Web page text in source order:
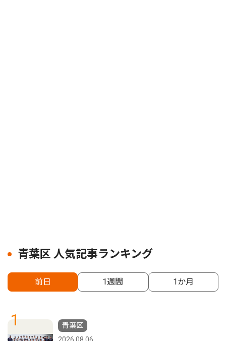
青葉区 人気記事ランキング
前日 1週間 1か月
1
青葉区